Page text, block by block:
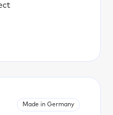
Made in Germany